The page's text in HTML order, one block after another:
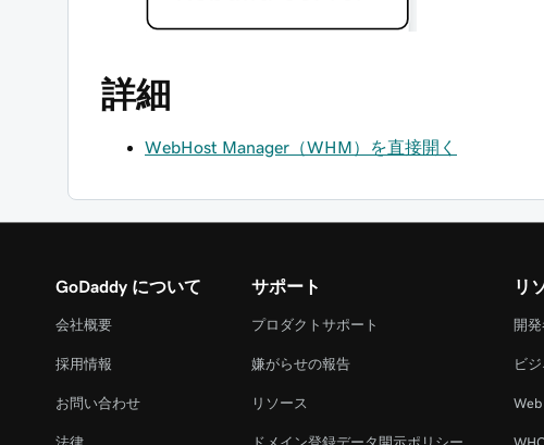
詳細
WebHost Manager（WHM）を直接開く
GoDaddy について
会社概要
採用情報
お問い合わせ
サポート
プロダクトサポート
嫌がらせの報告
リソース
リ
開
ビ